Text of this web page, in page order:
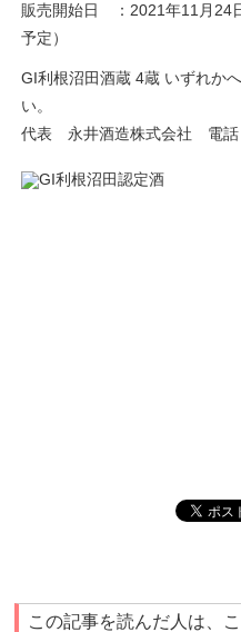
販売開始日 ：2021年11月24
予定）
GI利根沼田酒蔵 4蔵 いずれか
い。
代表 永井酒造株式会社 電話
この記事を読んだ人は、